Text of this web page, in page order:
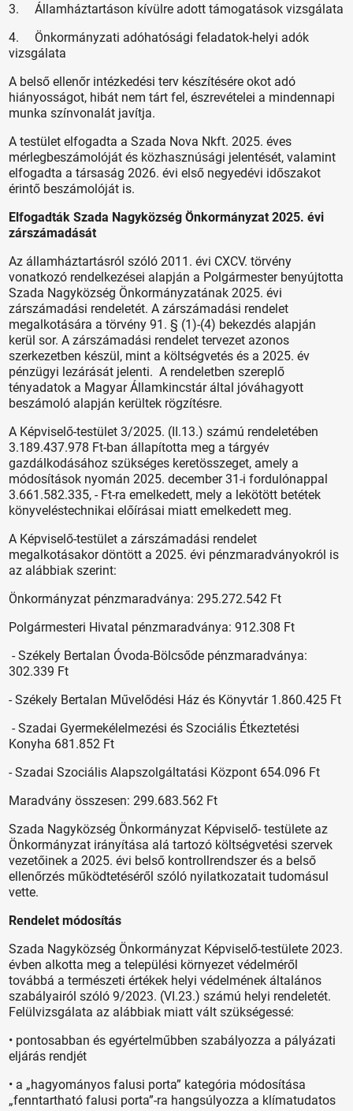
3. Államháztartáson kívülre adott támogatások vizsgálata
4. Önkormányzati adóhatósági feladatok-helyi adók
vizsgálata
A belső ellenőr intézkedési terv készítésére okot adó
hiányosságot, hibát nem tárt fel, észrevételei a mindennapi
munka színvonalát javítja.
A testület elfogadta a Szada Nova Nkft. 2025. éves
mérlegbeszámolóját és közhasznúsági jelentését, valamint
elfogadta a társaság 2026. évi első negyedévi időszakot
érintő beszámolóját is.
Elfogadták Szada Nagyközség Önkormányzat 2025. évi
zárszámadását
Az államháztartásról szóló 2011. évi CXCV. törvény
vonatkozó rendelkezései alapján a Polgármester benyújtotta
Szada Nagyközség Önkormányzatának 2025. évi
zárszámadási rendeletét. A zárszámadási rendelet
megalkotására a törvény 91. § (1)-(4) bekezdés alapján
kerül sor. A zárszámadási rendelet tervezet azonos
szerkezetben készül, mint a költségvetés és a 2025. év
pénzügyi lezárását jelenti. A rendeletben szereplő
tényadatok a Magyar Államkincstár által jóváhagyott
beszámoló alapján kerültek rögzítésre.
A Képviselő-testület 3/2025. (II.13.) számú rendeletében
3.189.437.978 Ft-ban állapította meg a tárgyév
gazdálkodásához szükséges keretösszeget, amely a
módosítások nyomán 2025. december 31-i fordulónappal
3.661.582.335, - Ft-ra emelkedett, mely a lekötött betétek
könyveléstechnikai előírásai miatt emelkedett meg.
A Képviselő-testület a zárszámadási rendelet
megalkotásakor döntött a 2025. évi pénzmaradványokról is
az alábbiak szerint:
Önkormányzat pénzmaradványa: 295.272.542 Ft
Polgármesteri Hivatal pénzmaradványa: 912.308 Ft
- Székely Bertalan Óvoda-Bölcsőde pénzmaradványa:
302.339 Ft
- Székely Bertalan Művelődési Ház és Könyvtár 1.860.425 Ft
- Szadai Gyermekélelmezési és Szociális Étkeztetési
Konyha 681.852 Ft
- Szadai Szociális Alapszolgáltatási Központ 654.096 Ft
Maradvány összesen: 299.683.562 Ft
Szada Nagyközség Önkormányzat Képviselő- testülete az
Önkormányzat irányítása alá tartozó költségvetési szervek
vezetőinek a 2025. évi belső kontrollrendszer és a belső
ellenőrzés működtetéséről szóló nyilatkozatait tudomásul
vette.
Rendelet módosítás
Szada Nagyközség Önkormányzat Képviselő-testülete 2023.
évben alkotta meg a települési környezet védelméről
továbbá a természeti értékek helyi védelmének általános
szabályairól szóló 9/2023. (VI.23.) számú helyi rendeletét.
Felülvizsgálata az alábbiak miatt vált szükségessé:
• pontosabban és egyértelműbben szabályozza a pályázati
eljárás rendjét
• a „hagyományos falusi porta” kategória módosítása
„fenntartható falusi porta”-ra hangsúlyozza a klímatudatos